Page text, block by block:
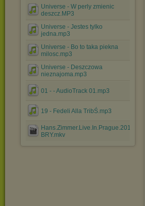
Universe - W perly zmienic
deszcz.MP3
Universe - Jestes tylko
jedna.mp3
Universe - Bo to taka piekna
milosc.mp3
Universe - Deszczowa
nieznajoma.mp3
01 - - AudioTrack 01.mp3
19 - Fedeli Alla TribŚ.mp3
BRY.mkv